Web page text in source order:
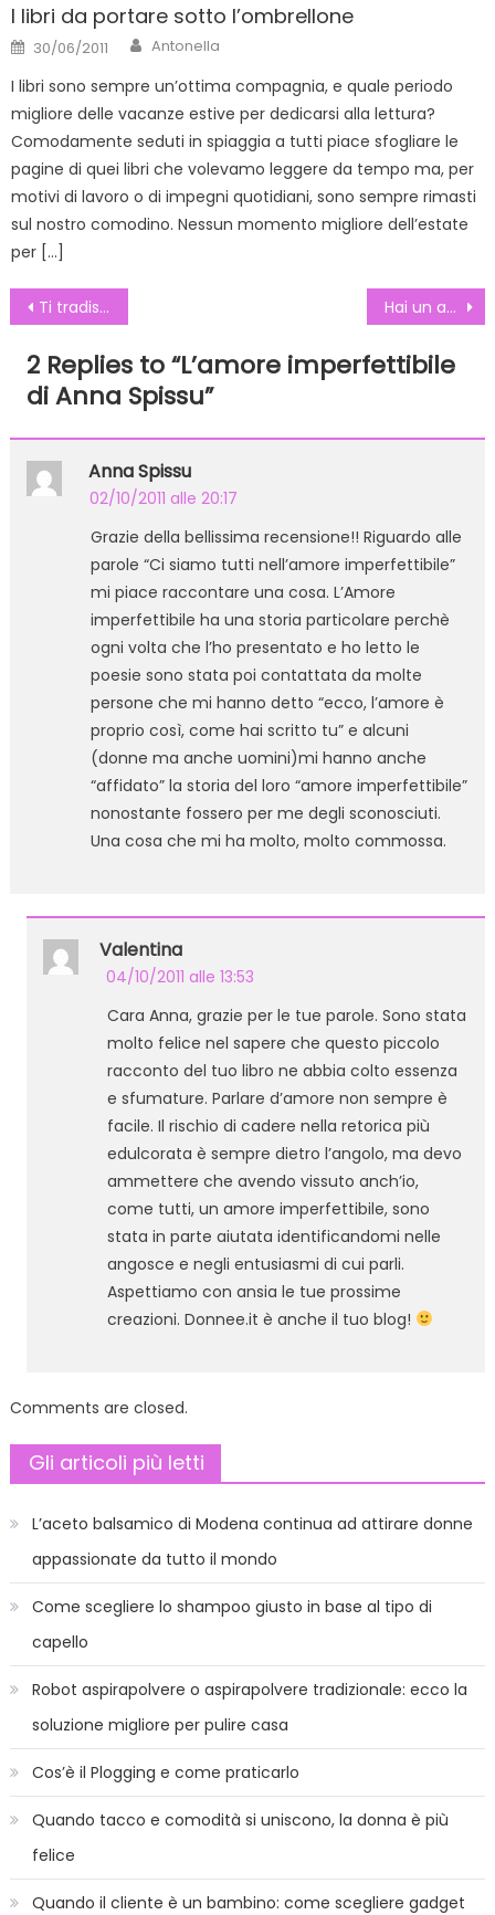
I libri da portare sotto l’ombrellone
Posted
on
30/06/2011 Author
Antonella
I libri sono sempre un’ottima compagnia, e quale periodo
migliore delle vacanze estive per dedicarsi alla lettura?
Comodamente seduti in spiaggia a tutti piace sfogliare le
pagine di quei libri che volevamo leggere da tempo ma, per
motivi di lavoro o di impegni quotidiani, sono sempre rimasti
sul nostro comodino. Nessun momento migliore dell’estate
per […]
Navigazione
articoli
Ti tradisce? E’ colpa del dna! Hai un amore virtuale? Adesso potrai “baciarlo” via chat
2 Replies to “L’amore imperfettibile
di Anna Spissu”
Anna Spissu
02/10/2011 alle 20:17
Grazie della bellissima recensione!! Riguardo alle
parole “Ci siamo tutti nell’amore imperfettibile”
mi piace raccontare una cosa. L’Amore
imperfettibile ha una storia particolare perchè
ogni volta che l’ho presentato e ho letto le
poesie sono stata poi contattata da molte
persone che mi hanno detto “ecco, l’amore è
proprio così, come hai scritto tu” e alcuni
(donne ma anche uomini)mi hanno anche
“affidato” la storia del loro “amore imperfettibile”
nonostante fossero per me degli sconosciuti.
Una cosa che mi ha molto, molto commossa.
Valentina
04/10/2011 alle 13:53
Cara Anna, grazie per le tue parole. Sono stata
molto felice nel sapere che questo piccolo
racconto del tuo libro ne abbia colto essenza
e sfumature. Parlare d’amore non sempre è
facile. Il rischio di cadere nella retorica più
edulcorata è sempre dietro l’angolo, ma devo
ammettere che avendo vissuto anch’io,
come tutti, un amore imperfettibile, sono
stata in parte aiutata identificandomi nelle
angosce e negli entusiasmi di cui parli.
Aspettiamo con ansia le tue prossime
creazioni. Donnee.it è anche il tuo blog!
Comments are closed.
Gli articoli più letti
L’aceto balsamico di Modena continua ad attirare donne
appassionate da tutto il mondo
Come scegliere lo shampoo giusto in base al tipo di
capello
Robot aspirapolvere o aspirapolvere tradizionale: ecco la
soluzione migliore per pulire casa
Cos’è il Plogging e come praticarlo
Quando tacco e comodità si uniscono, la donna è più
felice
Quando il cliente è un bambino: come scegliere gadget